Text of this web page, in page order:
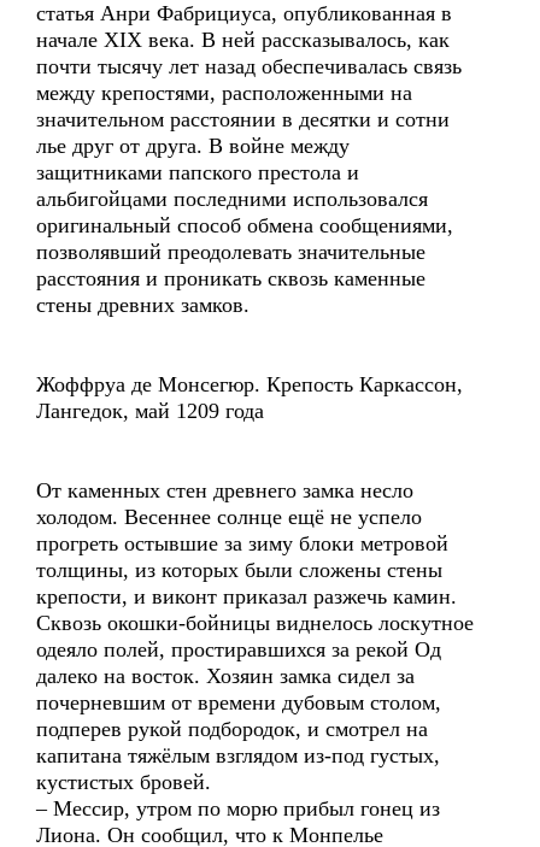
статья Анри Фабрициуса, опубликованная в
начале XIX века. В ней рассказывалось, как
почти тысячу лет назад обеспечивалась связь
между крепостями, расположенными на
значительном расстоянии в десятки и сотни
лье друг от друга. В войне между
защитниками папского престола и
альбигойцами последними использовался
оригинальный способ обмена сообщениями,
позволявший преодолевать значительные
расстояния и проникать сквозь каменные
стены древних замков.
Жоффруа де Монсегюр. Крепость Каркассон,
Лангедок, май 1209 года
От каменных стен древнего замка несло
холодом. Весеннее солнце ещё не успело
прогреть остывшие за зиму блоки метровой
толщины, из которых были сложены стены
крепости, и виконт приказал разжечь камин.
Сквозь окошки-бойницы виднелось лоскутное
одеяло полей, простиравшихся за рекой Од
далеко на восток. Хозяин замка сидел за
почерневшим от времени дубовым столом,
подперев рукой подбородок, и смотрел на
капитана тяжёлым взглядом из-под густых,
кустистых бровей.
– Мессир, утром по морю прибыл гонец из
Лиона. Он сообщил, что к Монпелье